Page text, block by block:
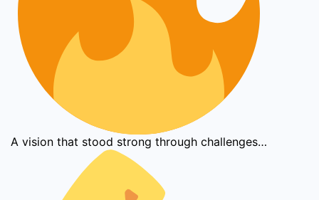
A vision that stood strong through challenges…